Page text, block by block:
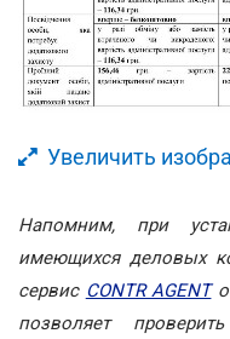
Увеличить
Напомним, при
имеющихся деловых
сервис CONTR AGENT
позволяет